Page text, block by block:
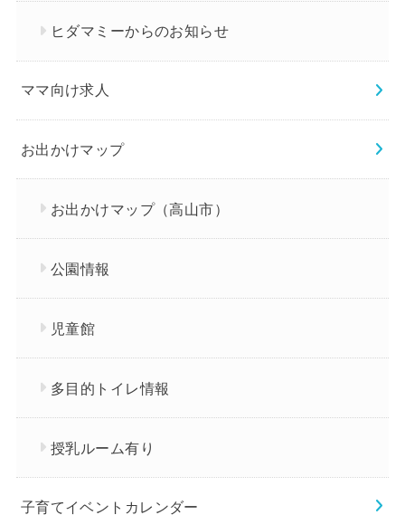
ヒダマミーからのお知らせ
ママ向け求人
お出かけマップ
お出かけマップ（高山市）
公園情報
児童館
多目的トイレ情報
授乳ルーム有り
子育てイベントカレンダー